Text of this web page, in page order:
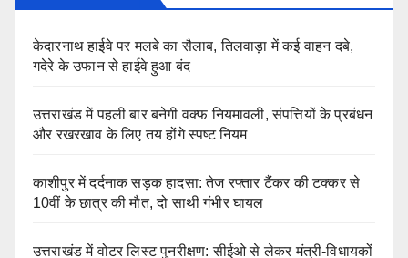
केदारनाथ हाईवे पर मलबे का सैलाब, तिलवाड़ा में कई वाहन दबे,
गदेरे के उफान से हाईवे हुआ बंद
उत्तराखंड में पहली बार बनेगी वक्फ नियमावली, संपत्तियों के प्रबंधन
और रखरखाव के लिए तय होंगे स्पष्ट नियम
काशीपुर में दर्दनाक सड़क हादसा: तेज रफ्तार टैंकर की टक्कर से
10वीं के छात्र की मौत, दो साथी गंभीर घायल
उत्तराखंड में वोटर लिस्ट पुनरीक्षण: सीईओ से लेकर मंत्री-विधायकों